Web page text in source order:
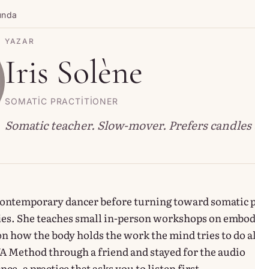
YAZAR
Iris Solène
SOMATIC PRACTITIONER
Somatic teacher. Slow-mover. Prefers
dancer before turning toward somatic
She teaches small in-person workshops on
how the body holds the work the mind tries to do
Method through a friend and stayed for the audio